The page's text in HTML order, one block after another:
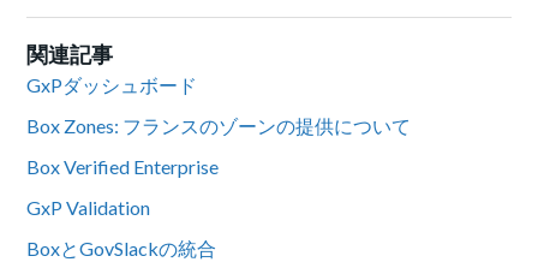
関連記事
GxPダッシュボード
Box Zones: フランスのゾーンの提供について
Box Verified Enterprise
GxP Validation
BoxとGovSlackの統合